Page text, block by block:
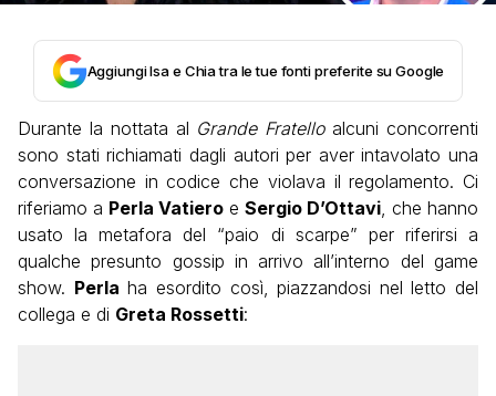
Aggiungi Isa e Chia tra le tue fonti preferite su Google
Durante la nottata al Grande Fratello alcuni concorrenti
sono stati richiamati dagli autori per aver intavolato una
conversazione in codice che violava il regolamento. Ci
riferiamo a Perla Vatiero e Sergio D’Ottavi , che hanno
usato la metafora del “paio di scarpe” per riferirsi a
qualche presunto gossip in arrivo all’interno del game
show. Perla ha esordito così, piazzandosi nel letto del
collega e di Greta Rossetti: